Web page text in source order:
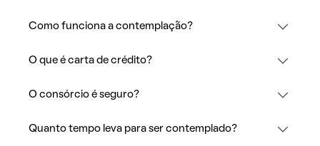
Como funciona a contemplação?
O que é carta de crédito?
O consórcio é seguro?
Quanto tempo leva para ser contemplado?